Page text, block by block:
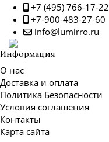
+7 (495) 766-17-22
+7-900-483-27-60
info@lumirro.ru
Информация
О нас
Доставка и оплата
Политика Безопасности
Условия соглашения
Контакты
Карта сайта